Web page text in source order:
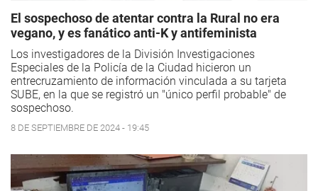
El sospechoso de atentar contra la Rural no era
vegano, y es fanático anti-K y antifeminista
Los investigadores de la División Investigaciones
Especiales de la Policía de la Ciudad hicieron un
entrecruzamiento de información vinculada a su tarjeta
SUBE, en la que se registró un "único perfil probable" de
sospechoso.
8 DE SEPTIEMBRE DE 2024 - 19:45